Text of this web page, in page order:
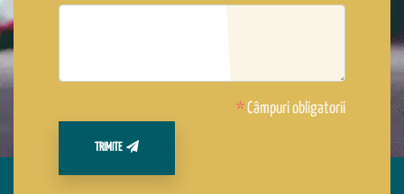
*Câmpuri obligatorii
TRIMITE